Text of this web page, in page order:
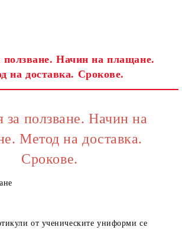
сПолитиката за лични данни
ползване. Начин на плащане.
на доставка. Срокове.
за ползване. Начин на
Метод на доставка.
Срокове.
от ученическите униформи се